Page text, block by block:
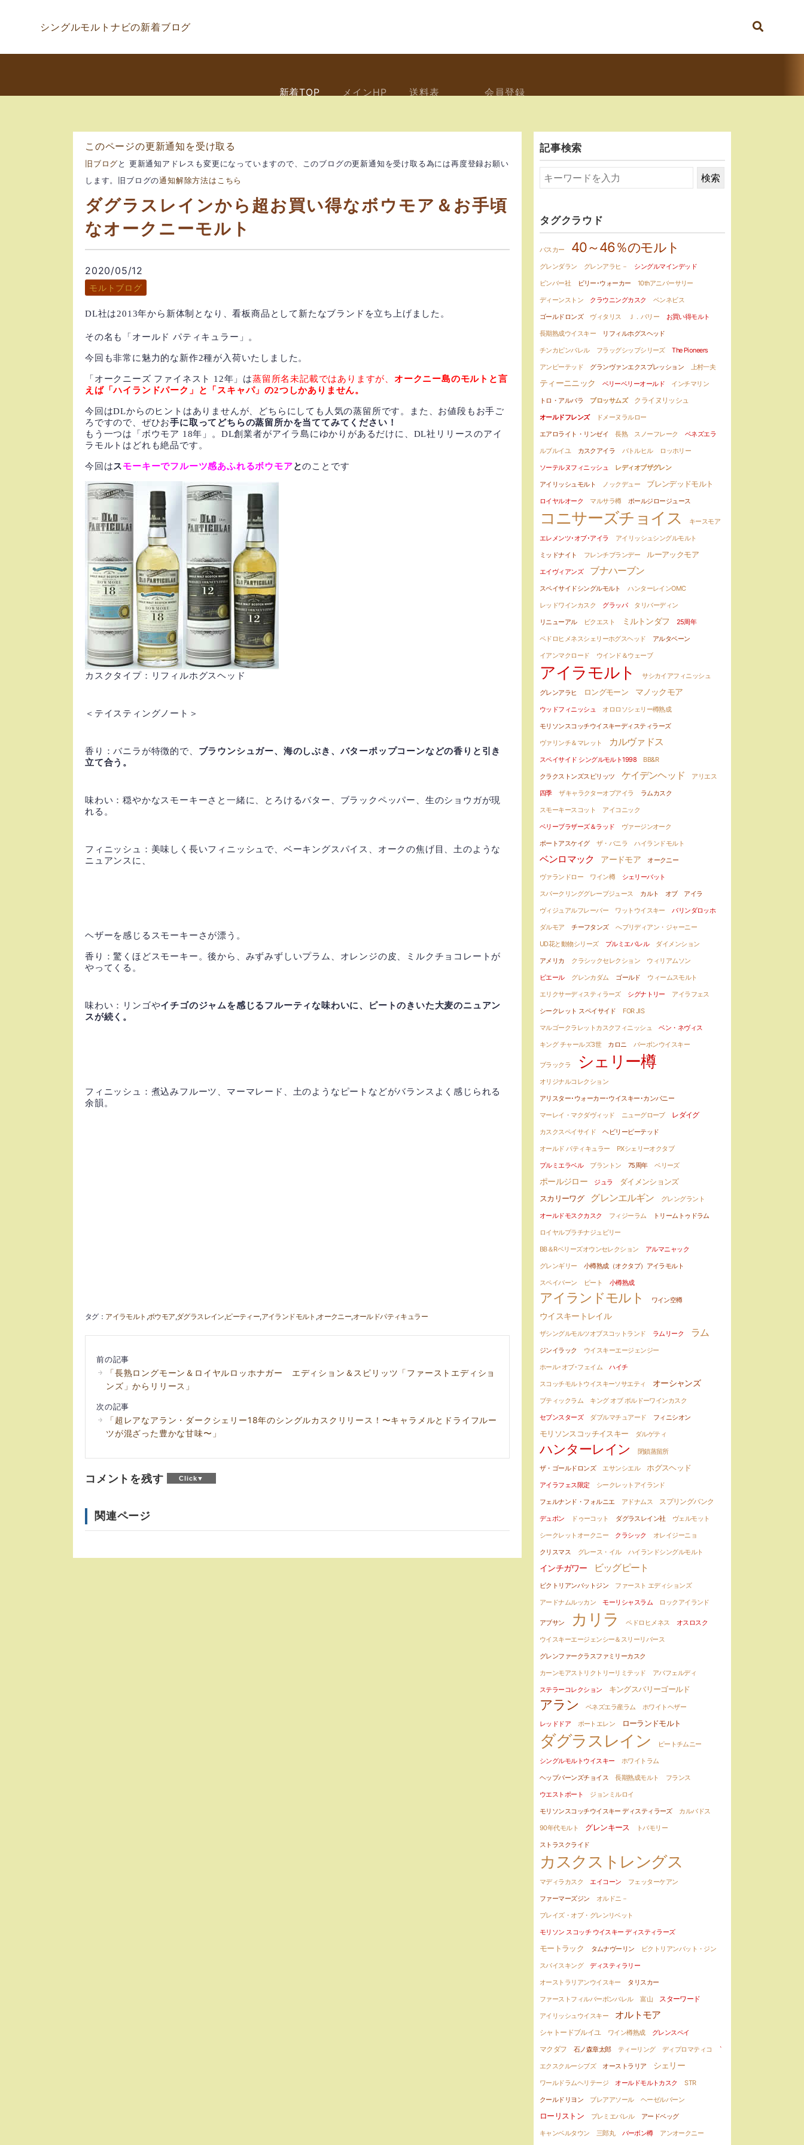
シングルモルトナビの新着ブログ
新着TOP メインHP 送料表 会員登録
このページの更新通知を受け取る
旧ブログと 更新通知アドレスも変更になっていますので、このブログの更新通知を受け取る為には再度登録お願い
します。旧ブログの通知解除方法はこちら
ダグラスレインから超お買い得なボウモア＆お手頃
なオークニーモルト
2020/05/12
モルトブログ
DL社は2013年から新体制となり、看板商品として新たなブランドを立ち上げました。
その名も「オールド パティキュラー」。
今回も非常に魅力的な新作2種が入荷いたしました。
「オークニーズ ファイネスト 12年」は蒸留所名未記載ではありますが、オークニー島のモルトと言
えば「ハイランドパーク」と「スキャパ」の2つしかありません。
今回はDLからのヒントはありませんが、どちらにしても人気の蒸留所です。また、お値段もお手ご
ろですので、ぜひお手に取ってどちらの蒸留所かを当ててみてください！
もう一つは「ボウモア 18年」。 DL創業者がアイラ島にゆかりがあるだけに、 DL社リリースのアイ
ラモルトはどれも絶品です。
今回はスモーキーでフルーツ感あふれるボウモアとのことです
カスクタイプ：リフィルホグスヘッド
＜テイスティングノート＞
香り：バニラが特徴的で、 ブラウンシュガー、海のしぶき、バターポップコーンなどの香りと引き
立て合う。
味わい：穏やかなスモーキーさと一緒に、とろけるバター、ブラックペッパー、生のショウガが現
れる。
フィニッシュ：美味しく長いフィニッシュで、ベーキングスパイス、オークの焦げ目、土のような
ニュアンスに、
ヘザーを感じるスモーキーさが漂う。
香り：驚くほどスモーキー。後から、みずみずしいプラム、オレンジの皮、ミルクチョコレートが
やってくる。
味わい：リンゴやイチゴのジャムを感じるフルーティな味わいに、ピートのきいた大麦のニュアン
スが続く。
フィニッシュ：煮込みフルーツ、マーマレード、土のようなピートなどがバランスよく感じられる
余韻。
アイラモルト ボウモア ダグラスレイン ピーティーアイランドモルト オークニーオールドパティキュラー
前の記事
「長熟ロングモーン＆ロイヤルロッホナガー エディション＆スピリッツ「ファーストエディショ
ンズ」からリリース」
次の記事
「超レアなアラン・ダークシェリー18年のシングルカスクリリース！〜キャラメルとドライフルー
ツが混ざった豊かな甘味〜」
コメントを残す
関連ページ
記事検索
タグクラウド
バスカー 40～46％のモルト
グレンダラン グレンアラヒ－
シングルマインデッド
ビンバー社
ビリー･ウォーカー
10thアニバーサリー
ディーンストン
クラウニングカスク
ベンネビス
ゴールドロンズ
ヴィタリス Ｊ．バリー
お買い得モルト
長期熟成ウイスキー
リフィルホグスヘッド
チンカピンバレル
フラッグシップシリーズ
The Pioneers
アンピーテッド
グランヴァンエクスプレッション 上村一夫
ティーニニック ベリーベリーオールド
インチマリン
トロ・アルバラ
ブロッサムズ クライヌリッシュ
オールドフレンズ
ドメーヌラルロー
エアロライト・リンゼイ
長熟 スノーフレーク
ベネズエラ
ルブルイユ
カスクアイラ バトルヒル
ロッホリー
ソーテルヌフィニッシュ
レディオブザグレン
アイリッシュモルト
ノックデュー ブレンデッドモルト
ロイヤルオーク マルサラ樽 ポールジロージュース
コニサーズチョイス
キースモア
エレメンツ･オブ･アイラ
アイリッシュシングルモルト
ミッドナイト
フレンチブランデー ルーアックモア
エイヴィアンズ ブナハーブン
スペイサイドシングルモルト
ハンターレインOMC
レッドワインカスク
グラッパ
タリバーディン
リニューアル
ビクエスト ミルトンダフ
25周年
ペドロヒメネスシェリーホグスヘッド
アルタベーン
イアンマクロード
ウインド＆ウェーブ
アイラモルト
サシカイアフィニッシュ
グレンアラヒ
ロングモーン マノックモア
ウッドフィニッシュ
オロロソシェリー樽熟成
モリソンスコッチウイスキーディスティラーズ
ヴァリンチ＆マレット
カルヴァドス
スペイサイド シングルモルト1998
BB&R
クラクストンズスピリッツ
ケイデンヘッド
アリエス
四季
ザキャラクターオブアイラ
ラムカスク
スモーキースコット
アイコニック
ベリーブラザーズ＆ラッド
ヴァージンオーク
ポートアスケイグ
ザ・バニラ ハイランドモルト
ベンロマック アードモア
オークニー
ヴァランドロー
ワイン樽
シェリーバット
スパークリンググレープジュース
カルト オブ アイラ
ヴィジュアルフレーバー
ワットウイスキー
バリンダロッホ
ダルモア
チーフタンズ
へブリディアン・ジャーニー
UD花と動物シリーズ
プルミエバレル
ダイメンション
アメリカ
クラシックセレクション
ウィリアムソン
ビエール
グレンカダム ゴールド
ウィームスモルト
エリクサーディスティラーズ
シグナトリー
アイラフェス
シークレット スペイサイド
FOR JIS
マルゴークラレットカスクフィニッシュ
ベン・ネヴィス
キング チャールズ3世
カロニ バーボンウイスキー
ブラックラ シェリー樽
オリジナルコレクション
アリスター･ウォーカー･ウイスキー･カンパニー
マーレイ・マクダヴィッド
ニューグローブ レダイグ
カスクスペイサイド
ヘビリーピーテッド
オールド パティキュラー
PXシェリーオクタブ
プルミエラベル
ブラントン 75周年 ベリーズ
ポールジロー ジュラ
ダイメンションズ
スカリーワグ
グレンエルギン
グレングラント
オールドモスクカスク
フィジーラム
トリームトゥドラム
ロイヤルプラチナジュビリー
BB＆Rベリーズオウンセレクション
アルマニャック
グレンギリー
小樽熟成（オクタブ）アイラモルト
スペイバーン
ピート 小樽熟成
アイランドモルト ワイン空樽
ウイスキートレイル
ザシングルモルツオブスコットランド ラムリーク ラム
ジンイラック
ウイスキーエージェンジー
ホール･オブ･フェイム
ハイチ
スコッチモルトウイスキーソサエティ
オーシャンズ
ブティックラム
キング オブ ボルドーワインカスク
セブンスターズ
ダブルマチュアード フィニシオン
モリソンスコッチイスキー ダルゲティ
ハンターレイン
閉鎖蒸留所
ザ・ゴールドロンズ
エサンシエル ホグスヘッド
アイラフェス限定
シークレットアイランド
フェルナンド・フォルニエ
アドナムス スプリングバンク
デュポン ドゥーコット ダグラスレイン社
ヴェルモット
シークレットオークニー
クラシック
オレイジーニョ
クリスマス
グレース・イル ハイランドシングルモルト
インチガワー ビッグピート
ビクトリアンバットジン
ファースト エディションズ
アードナムルッカン
モーリシャスラム ロックアイランド
アブサン カリラ ペドロヒメネス
オスロスク
ウイスキーエージェンシー＆スリーリバース
グレンファークラスファミリーカスク
カーンモアストリクトリーリミテッド
アバフェルディ
ステラーコレクション
キングスバリーゴールド
アラン ベネズエラ産ラム
ホワイトヘザー
レッドドア
ポートエレン ローランドモルト
ダグラスレイン
ピートチムニー
シングルモルトウイスキー
ホワイトラム
ヘップバーンズチョイス
長期熟成モルト
フランス
ウエストポート
ジョンミルロイ
モリソンスコッチウイスキー ディスティラーズ
カルバドス
90年代モルト
グレンキース
トバモリー
ストラスクライド
カスクストレングス
マディラカスク エイコーン
フェッターケアン
ファーマーズジン
オルドニ－
ブレイズ・オブ・グレンリベット
モリソン スコッチ ウイスキー ディスティラーズ
モートラック タムナヴーリン
ビクトリアンバット・ジン
スパイスキング
ディスティラリー
オーストラリアンウイスキー
タリスカー
ファーストフィルバーボンバレル
富山 スターワード
アイリッシュウイスキー オルトモア
シャトードブルイユ ワイン樽熟成
グレンスペイ
マクダフ
石ノ森章太郎 ティーリング ディプロマティコ
`
エクスクルーシブズ
オーストラリア シェリー
ワールドラムヘリテージ オールドモルトカスク
STR
クールドリヨン
ブレアアソール ヘーゼルバーン
ローリストン プレミエバレル
アードベッグ
キャンベルタウン
三郎丸 バーボン樽 アンオークニー